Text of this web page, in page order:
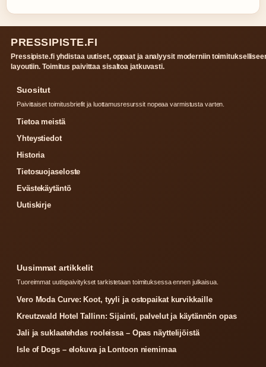
PRESSIPISTE.FI
Pressipiste.fi yhdistaa uutiset, oppaat ja analyysit moderniin
layoutiin. Toimitus paivittaa sisaltoa jatkuvasti.
Suositut
Paivittaiset toimitusbriefit ja luottamusresurssit nopeaa varmistusta varten.
Tietoa meistä
Yhteystiedot
Historia
Tietosuojaseloste
Evästekäytäntö
Uutiskirje
Uusimmat artikkelit
Tuoreimmat uutispaivitykset tarkistetaan toimituksessa ennen julkaisua.
Vero Moda Curve: Koot, tyyli ja ostopaikat kurvikkaille
Kreutzwald Hotel Tallinn: Sijainti, palvelut ja käytännön opas
Jali ja suklaatehdas rooleissa – Opas näyttelijöistä
Isle of Dogs – elokuva ja Lontoon niemimaa